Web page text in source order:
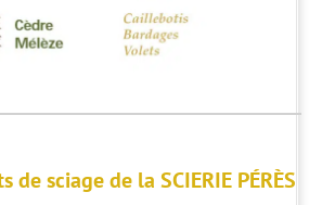
de sciage de la SCIERIE PÉRÈS